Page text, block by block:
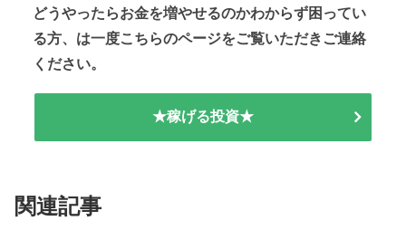
どうやったらお金を増やせるのかわからず困ってい
る方、は一度こちらのページをご覧いただきご連絡
ください。
★稼げる投資★
関連記事